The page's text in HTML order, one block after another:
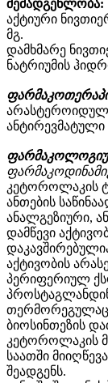
შემადგენლობა:
აქტიური
მგ.
დამხმარე
ნატრიუმის
ფ
ანტირევმატული
კეტოროლაკის
ანთების
ანალგეზიური,
დამწევი
აქტივობის
პერიფერიულ
ბიოსინთეზის
კეტოროლაკის
საათში მიიღწევა
შეადგენს.